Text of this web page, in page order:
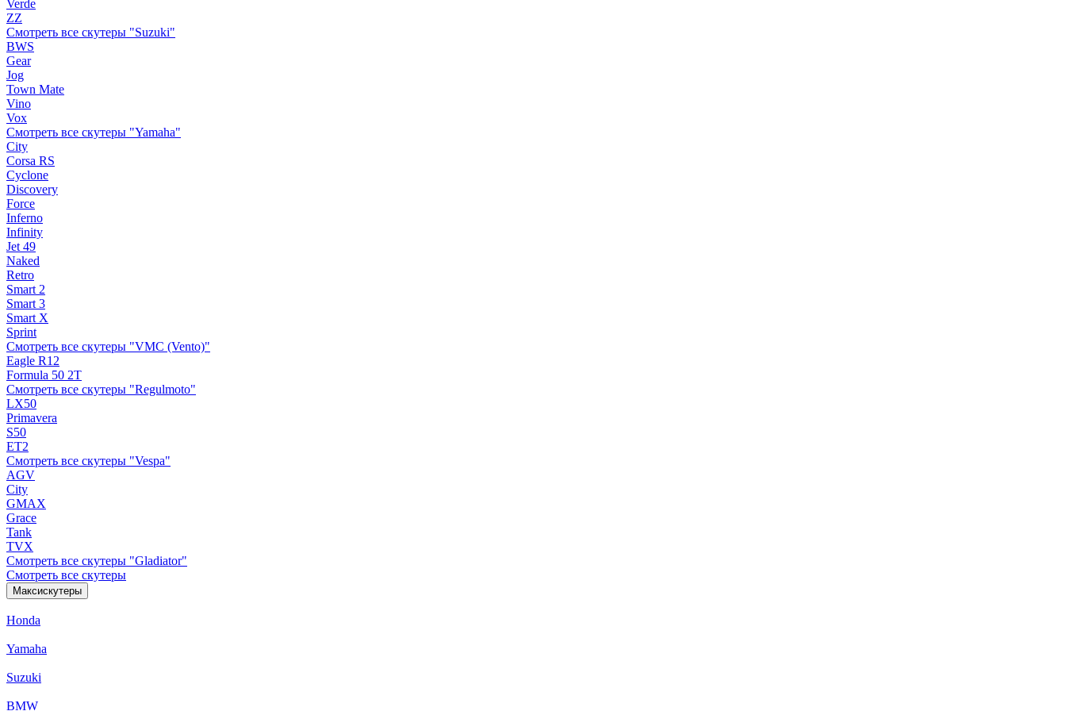
Verde
ZZ
Смотреть все скутеры "Suzuki"
BWS
Gear
Jog
Town Mate
Vino
Vox
Смотреть все скутеры "Yamaha"
City
Corsa RS
Cyclone
Discovery
Force
Inferno
Infinity
Jet 49
Naked
Retro
Smart 2
Smart 3
Smart X
Sprint
Смотреть все скутеры "VMC (Vento)"
Eagle R12
Formula 50 2Т
Смотреть все скутеры "Regulmoto"
LX50
Primavera
S50
ET2
Смотреть все скутеры "Vespa"
AGV
City
GMAX
Grace
Tank
TVX
Смотреть все скутеры "Gladiator"
Смотреть все скутеры
Максискутеры
Honda
Yamaha
Suzuki
BMW